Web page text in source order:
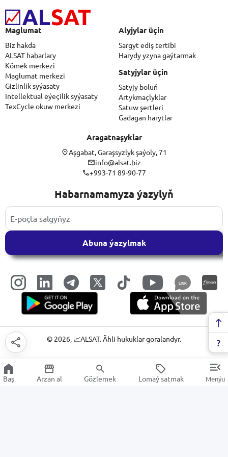
Maglumat
Biz hakda
ALSAT habarlary
Kömek merkezi
Maglumat merkezi
Gizlinlik syýasaty
Intellektual eýeçilik syýasaty
TexCycle okuw merkezi
Alyjylar üçin
Sargyt ediş tertibi
Harydy yzyna gaýtarmak
Satyjylar üçin
Satyjy boluň
Artykmaçlyklar
Satuw şertleri
Gadagan harytlar
Aragatnaşyklar
Aşgabat, Garaşsyzlyk şaýoly, 71
info@alsat.biz
+993-71 89-90-77
Habarnamamyza ýazylyň
Abuna ýazylmak
LINK
© 2026, 📈ALSAT. Ähli hukuklar goralandyr.
Baş Arzan al Gözlemek Lomaý satmak Menýu